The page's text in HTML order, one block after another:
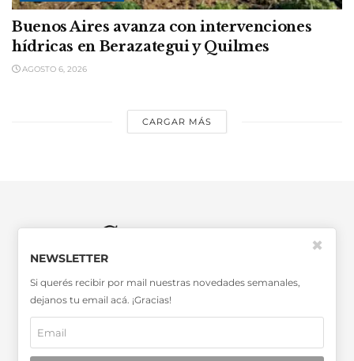
Buenos Aires avanza con intervenciones
hídricas en Berazategui y Quilmes
AGOSTO 6, 2026
CARGAR MÁS
SABER MÁS >>
OTRAS PUBLICACIONES >>
Miembro de la Asociación de
NEWSLETTER
Si querés recibir por mail nuestras novedades semanales,
dejanos tu email acá. ¡Gracias!
✖